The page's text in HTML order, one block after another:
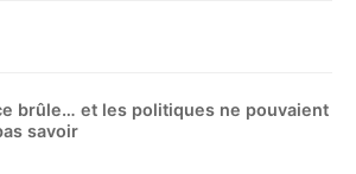
brûle… et les politiques ne pouvaient
savoir